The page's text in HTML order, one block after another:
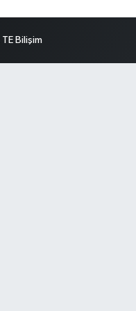
TE Bilişim